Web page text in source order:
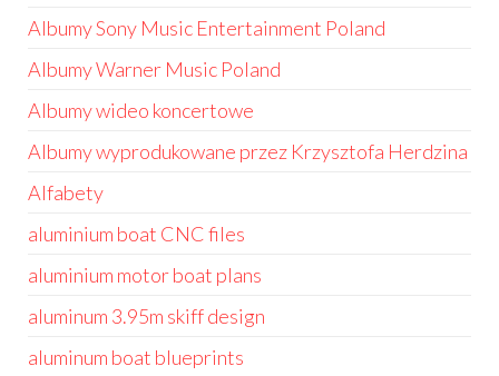
Albumy Sony Music Entertainment Poland
Albumy Warner Music Poland
Albumy wideo koncertowe
Albumy wyprodukowane przez Krzysztofa Herdzina
Alfabety
aluminium boat CNC files
aluminium motor boat plans
aluminum 3.95m skiff design
aluminum boat blueprints